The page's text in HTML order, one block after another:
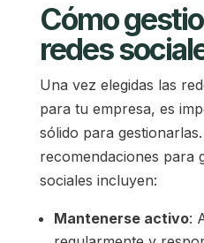
Cómo
redes
Una vez elegidas las
para tu empresa, es
sólido para
recomendaciones para
sociales incluyen:
Mantenerse activo: